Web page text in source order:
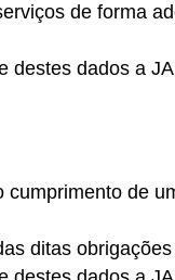
de forma
destes dados a
de
ditas